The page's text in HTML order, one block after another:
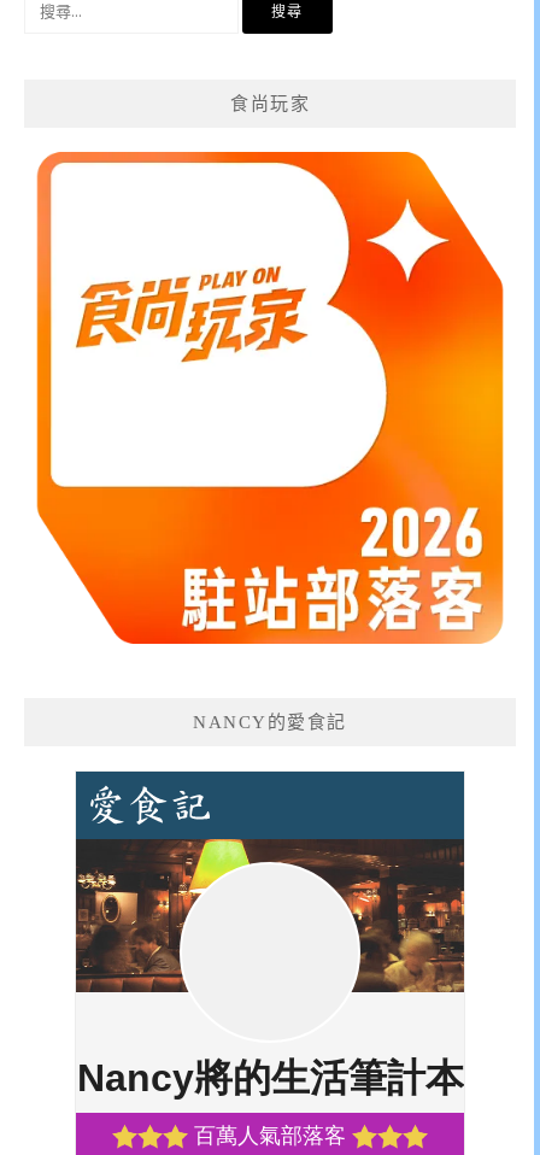
食尚玩家
NANCY的愛食記